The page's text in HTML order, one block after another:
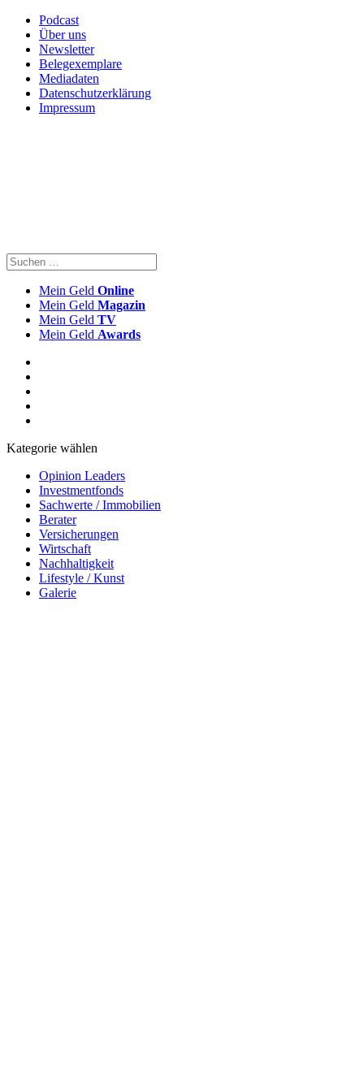
Podcast
Über uns
Newsletter
Belegexemplare
Mediadaten
Datenschutzerklärung
Impressum
Mein Geld Online
Mein Geld Magazin
Mein Geld TV
Mein Geld Awards
Kategorie wählen
Opinion Leaders
Investmentfonds
Sachwerte / Immobilien
Berater
Versicherungen
Wirtschaft
Nachhaltigkeit
Lifestyle / Kunst
Galerie